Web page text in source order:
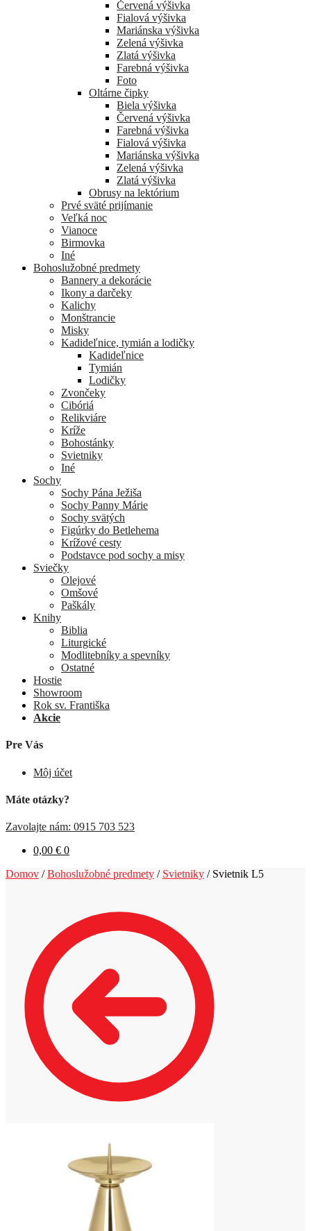
Červená výšivka
Fialová výšivka
Mariánska výšivka
Zelená výšivka
Zlatá výšivka
Farebná výšivka
Foto
Oltárne čipky
Biela výšivka
Červená výšivka
Farebná výšivka
Fialová výšivka
Mariánska výšivka
Zelená výšivka
Zlatá výšivka
Obrusy na lektórium
Prvé sväté prijímanie
Veľká noc
Vianoce
Birmovka
Iné
Bohoslužobné predmety
Bannery a dekorácie
Ikony a darčeky
Kalichy
Monštrancie
Misky
Kadideľnice, tymián a lodičky
Kadideľnice
Tymián
Lodičky
Zvončeky
Cibóriá
Relikviáre
Kríže
Bohostánky
Svietniky
Iné
Sochy
Sochy Pána Ježiša
Sochy Panny Márie
Sochy svätých
Figúrky do Betlehema
Krížové cesty
Podstavce pod sochy a misy
Sviečky
Olejové
Omšové
Paškály
Knihy
Biblia
Liturgické
Modlitebníky a spevníky
Ostatné
Hostie
Showroom
Rok sv. Františka
Akcie
Pre Vás
Môj účet
Máte otázky?
Zavolajte nám: 0915 703 523
0,00 € 0
Domov /Bohoslužobné predmety / Svietniky / Svietnik L5